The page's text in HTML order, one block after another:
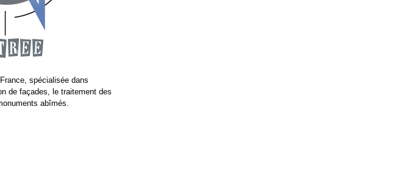
spécialisée dans
de façades, le traitement des
abîmés.